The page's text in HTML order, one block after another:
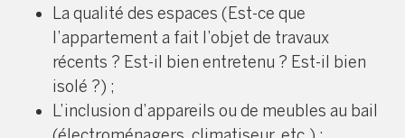
La qualité des espaces (Est-ce que
l’appartement a fait l’objet de travaux
récents ? Est-il bien entretenu ? Est-il bien
isolé ?) ;
L’inclusion d’appareils ou de meubles au bail